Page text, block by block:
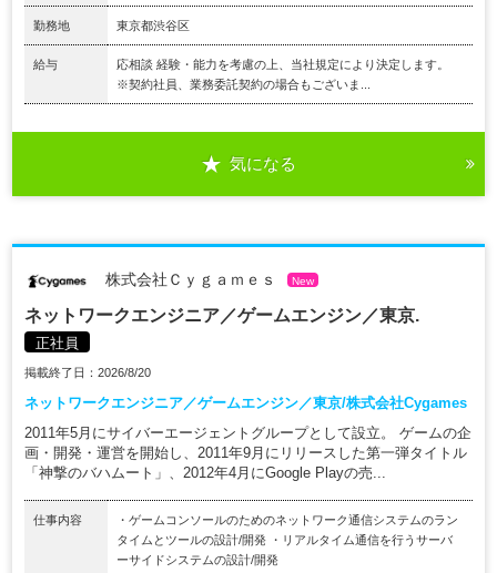
勤務地 東京都渋谷区
給与
応相談 経験・能力を考慮の上、当社規定により決定します。
※契約社員、業務委託契約の場合もございま...
気になる
株式会社Ｃｙｇａｍｅｓ New
ネットワークエンジニア／ゲームエンジン／東京.
正社員
掲載終了日：2026/8/20
ネットワークエンジニア／ゲームエンジン／東京/株式会社Cygames
2011年5月にサイバーエージェントグループとして設立。 ゲームの企
画・開発・運営を開始し、2011年9月にリリースした第一弾タイトル
「神撃のバハムート」、2012年4月にGoogle Playの売...
仕事内容
・ゲームコンソールのためのネットワーク通信システムのラン
タイムとツールの設計/開発 ・リアルタイム通信を行うサーバ
ーサイドシステムの設計/開発